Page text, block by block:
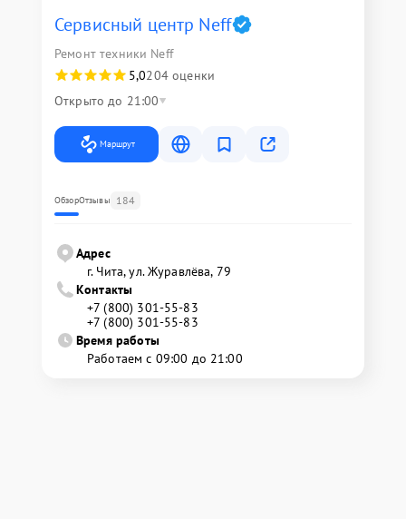
Сервисный центр Neff
Ремонт техники Neff
5,0204 оценки
Открыто до 21:00
Маршрут
ОбзорОтзывы 184
Адрес
г. Чита, ул. Журавлёва, 79
Контакты
+7 (800) 301-55-83
+7 (800) 301-55-83
Время работы
Работаем с 09:00 до 21:00